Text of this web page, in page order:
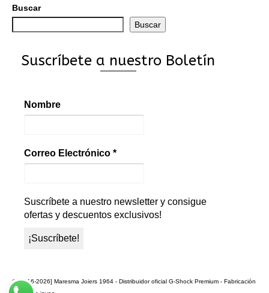
Buscar
Buscar
Suscríbete a nuestro Boletín
Nombre
Correo Electrónico *
Suscríbete a nuestro newsletter y consigue
ofertas y descuentos exclusivos!
© [2016-2026] Maresma Joiers 1964 - Distribuidor oficial G-Shock Premium - Fabricación